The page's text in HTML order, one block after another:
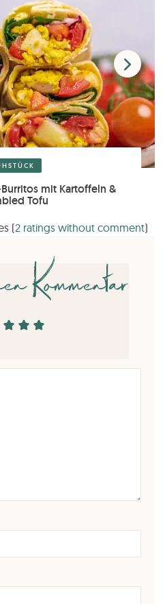
mit Kartoffeln &
Tofu
(2 ratings without comment)
Kommentar